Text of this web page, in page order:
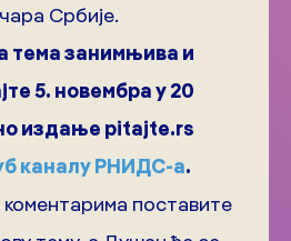
Србије.
тема занимњива и
5. новембра у 20
издање pitajte.rs
каналу РНИДС-а.
поставите